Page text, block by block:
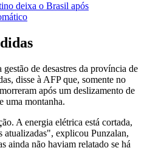
deixa o Brasil após
de desastres da província de
disse à AFP que, somente no
após um deslizamento de
uma montanha.
A energia elétrica está cortada,
explicou Punzalan,
ainda não haviam relatado se há